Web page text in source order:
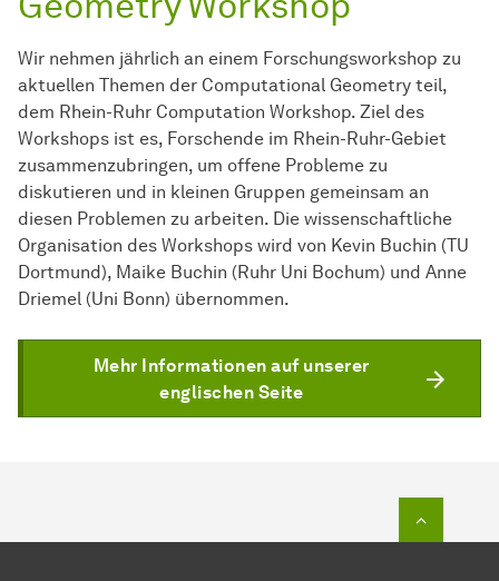
Wir nehmen jährlich an einem Forschungsworkshop zu
aktuellen Themen der Computational Geometry teil,
dem Rhein-Ruhr Computation Workshop. Ziel des
Workshops ist es, Forschende im Rhein-Ruhr-Gebiet
zusammenzubringen, um offene Probleme zu
diskutieren und in kleinen Gruppen gemeinsam an
diesen Problemen zu arbeiten. Die wissenschaftliche
Organisation des Workshops wird von Kevin Buchin (TU
Dortmund), Maike Buchin (Ruhr Uni Bochum) und Anne
Driemel (Uni Bonn) übernommen.
Mehr Informationen auf unserer
englischen Seite